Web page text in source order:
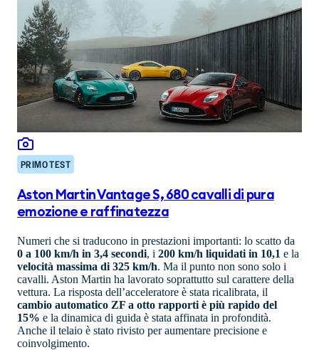
PRIMO TEST
Aston Martin Vantage S, 680 cavalli di pura
emozione e raffinatezza
Numeri che si traducono in prestazioni importanti: lo scatto da
0 a 100 km/h in 3,4 secondi, i 200 km/h liquidati in 10,1 e la
velocità massima di 325 km/h. Ma il punto non sono solo i
cavalli. Aston Martin ha lavorato soprattutto sul carattere della
vettura. La risposta dell’acceleratore è stata ricalibrata, il
cambio automatico ZF a otto rapporti è più rapido del
15% e la dinamica di guida è stata affinata in profondità.
Anche il telaio è stato rivisto per aumentare precisione e
coinvolgimento.